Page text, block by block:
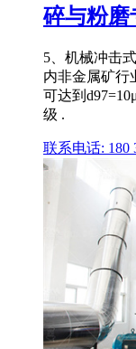
碎与粉磨
5、机械冲击
内非金属矿行
可达到
级 .
联系电话: 180